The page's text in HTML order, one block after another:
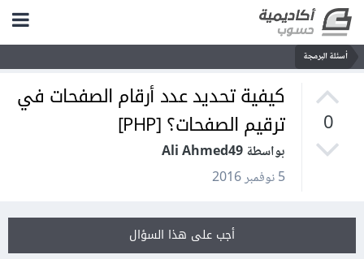
أسئلة البرمجة
0
كيفية تحديد عدد أرقام الصفحات في
ترقيم الصفحات؟ [PHP]
بواسطة Ali Ahmed49
5 نوفمبر 2016
أجب على هذا السؤال